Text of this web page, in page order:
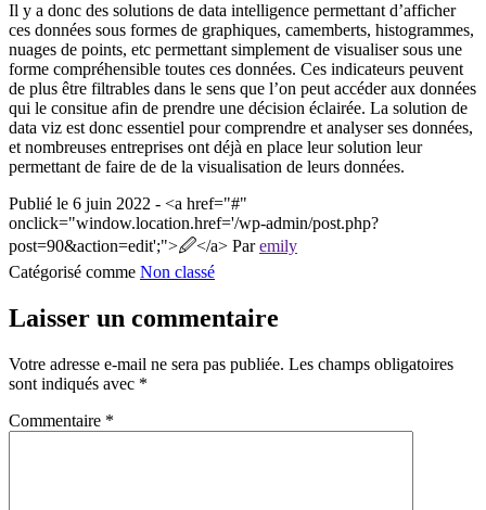
Il y a donc des solutions de data intelligence permettant d’afficher
ces données sous formes de graphiques, camemberts, histogrammes,
nuages de points, etc permettant simplement de visualiser sous une
forme compréhensible toutes ces données. Ces indicateurs peuvent
de plus être filtrables dans le sens que l’on peut accéder aux données
qui le consitue afin de prendre une décision éclairée. La solution de
data viz est donc essentiel pour comprendre et analyser ses données,
et nombreuses entreprises ont déjà en place leur solution leur
permettant de faire de de la visualisation de leurs données.
Publié le 6 juin 2022 - <a href="#"
onclick="window.location.href='/wp-admin/post.php?
post=90&action=edit';">🖉</a> Paremily
Catégorisé comme Non classé
Laisser un commentaire
Votre adresse e-mail ne sera pas publiée. Les champs obligatoires
sont indiqués avec *
Commentaire *